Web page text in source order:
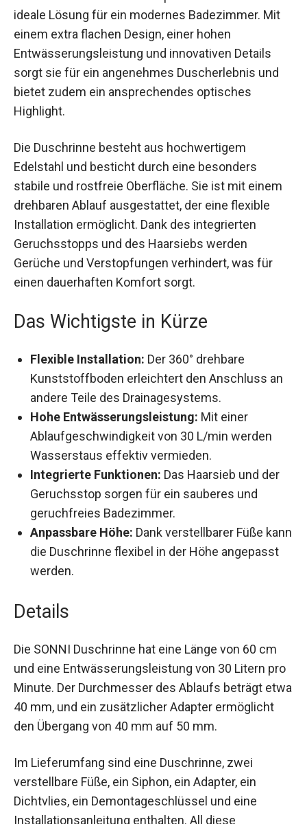
ideale Lösung für ein modernes Badezimmer. Mit
einem extra flachen Design, einer hohen
Entwässerungsleistung und innovativen Details
sorgt sie für ein angenehmes Duscherlebnis und
bietet zudem ein ansprechendes optisches
Highlight.
Die Duschrinne besteht aus hochwertigem
Edelstahl und besticht durch eine besonders
stabile und rostfreie Oberfläche. Sie ist mit einem
drehbaren Ablauf ausgestattet, der eine flexible
Installation ermöglicht. Dank des integrierten
Geruchsstopps und des Haarsiebs werden
Gerüche und Verstopfungen verhindert, was für
einen dauerhaften Komfort sorgt.
Das Wichtigste in Kürze
Flexible Installation: Der 360° drehbare
Kunststoffboden erleichtert den Anschluss an
andere Teile des Drainagesystems.
Hohe Entwässerungsleistung: Mit einer
Ablaufgeschwindigkeit von 30 L/min werden
Wasserstaus effektiv vermieden.
Integrierte Funktionen: Das Haarsieb und der
Geruchsstop sorgen für ein sauberes und
geruchfreies Badezimmer.
Anpassbare Höhe: Dank verstellbarer Füße kann
die Duschrinne flexibel in der Höhe angepasst
werden.
Details
Die SONNI Duschrinne hat eine Länge von 60 cm
und eine Entwässerungsleistung von 30 Litern pro
Minute. Der Durchmesser des Ablaufs beträgt etwa
40 mm, und ein zusätzlicher Adapter ermöglicht
den Übergang von 40 mm auf 50 mm.
Im Lieferumfang sind eine Duschrinne, zwei
verstellbare Füße, ein Siphon, ein Adapter, ein
Dichtvlies, ein Demontageschlüssel und eine
Installationsanleitung enthalten. All diese